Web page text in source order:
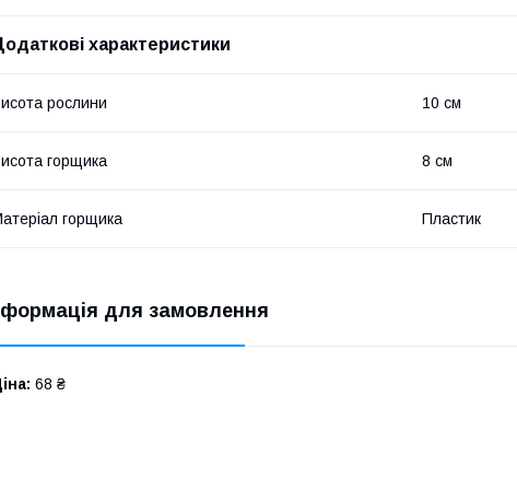
характеристики
рослини 10 см
горщика 8 см
горщика Пластик
для замовлення
68 ₴